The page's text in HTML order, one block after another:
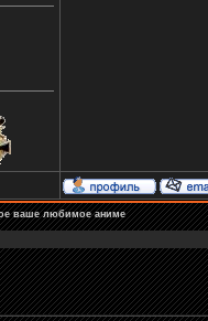
ваше любимое аниме